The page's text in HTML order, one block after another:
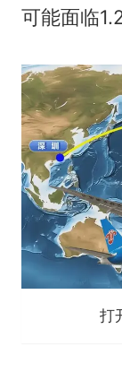
可能面临
打